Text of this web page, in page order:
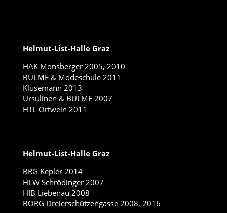
Helmut-List-Halle Graz
HAK Monsberger 2005, 2010
BULME & Modeschule 2011
Klusemann 2013
Ursulinen & BULME 2007
HTL Ortwein 2011
Helmut-List-Halle Graz
BRG Kepler 2014
HLW Schrödinger 2007
HIB Liebenau 2008
BORG Dreierschützengasse 2008, 2016